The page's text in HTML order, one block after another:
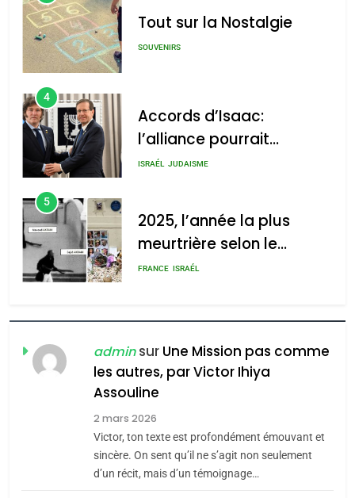
לע"מ Photos By
: Haim Zach /
GPO
2025, l’année la plus
meurtrière selon le rapport
d’ADL contre
l’antisémitisme
admin 0
Tout sur la Nostalgie
SOUVENIRS
4
Accords d’Isaac:
l’alliance pourrait
s’étendre à 13 pays
ISRAÉL JUDAISME
5
2025, l’année la plus
meurtrière selon le
rapport d’ADL contre
FRANCE ISRAÉL
FIÈRE, DIGNE ET RÉSILIENTE :
POURQUOI JE REVENDIQUE
MA JUDAÏTE par Thérèse
Zrihen-Dvir
ISRAÉL JUDAISME
CE QUI NOUS MANQUE –
Jacques Hadida
JUDAISME
adminsur Une Mission pas comme
les autres, par Victor Ihiya
Assouline
2 mars 2026
Victor, ton texte est profondément émouvant et
sincère. On sent qu’il ne s’agit non seulement
d’un récit, mais d’un témoignage…